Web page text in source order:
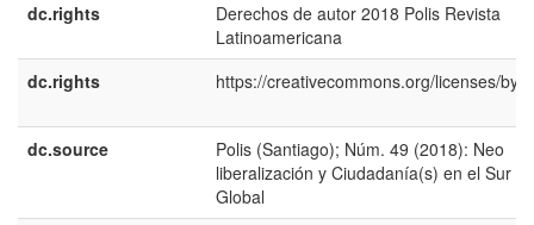
dc.rights
Derechos de autor 2018 Polis Revista
Latinoamericana
dc.rights
https://creativecommons.org/licenses/by/
dc.source
Polis (Santiago); Núm. 49 (2018): Neo
liberalización y Ciudadanía(s) en el Sur
Global